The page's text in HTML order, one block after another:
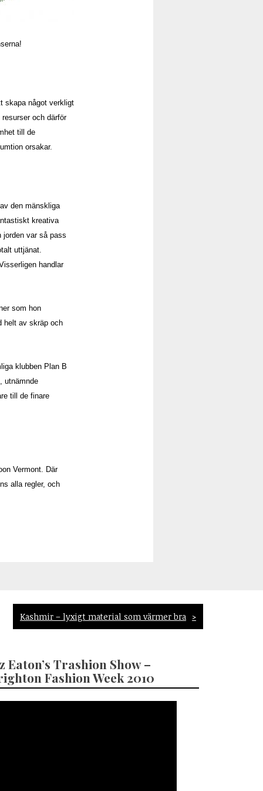
skapa något verkligt
och därför
till de
orsakar.
den mänskliga
kreativa
jorden var så pass
uttjänat.
handlar
som hon
helt av skräp och
klubben Plan B
utnämnde
till de finare
Vermont. Där
alla regler, och
Kashmir – lyxigt material som värmer bra
Eaton’s Trashion Show –
Fashion Week 2010